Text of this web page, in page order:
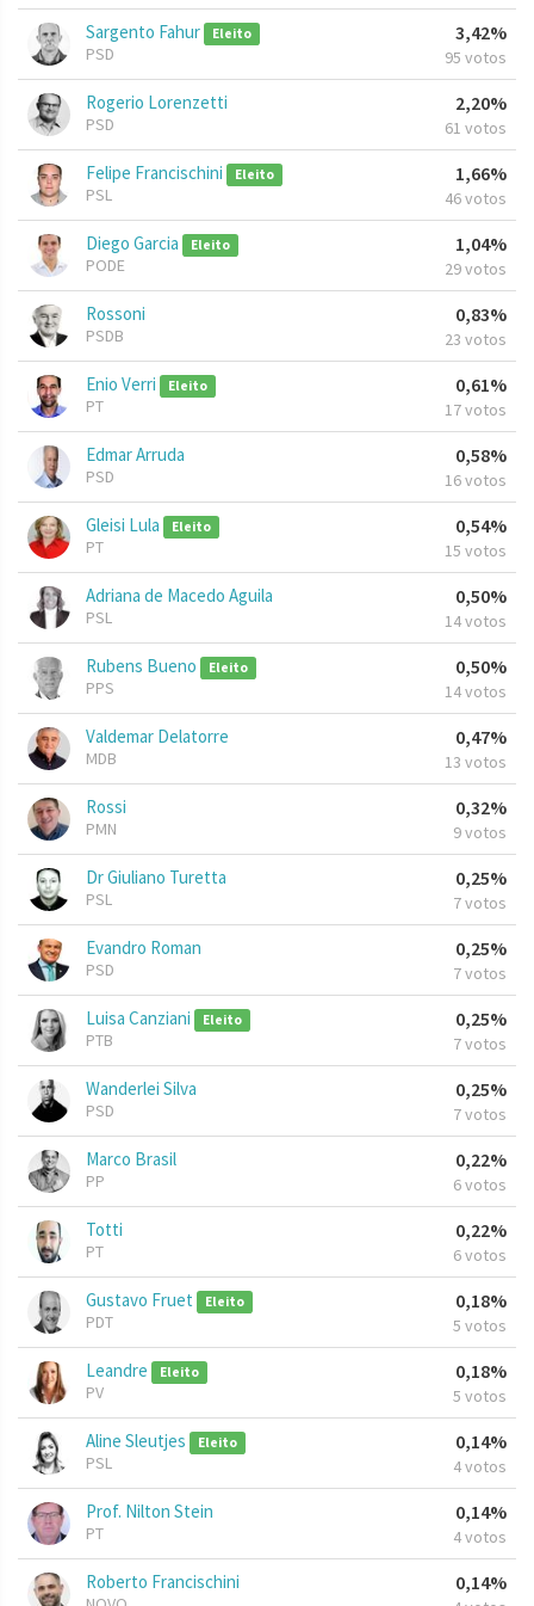
Sargento Fahur Eleito
PSD
3,42%
95 votos
Rogerio Lorenzetti
PSD
2,20%
61 votos
Felipe Francischini Eleito
PSL
1,66%
46 votos
Diego Garcia Eleito
PODE
1,04%
29 votos
Rossoni
PSDB
0,83%
23 votos
Enio Verri Eleito
PT
0,61%
17 votos
Edmar Arruda
PSD
0,58%
16 votos
Gleisi Lula Eleito
PT
0,54%
15 votos
Adriana de Macedo Aguila
PSL
0,50%
14 votos
Rubens Bueno Eleito
PPS
0,50%
14 votos
Valdemar Delatorre
MDB
0,47%
13 votos
Rossi
PMN
0,32%
9 votos
Dr Giuliano Turetta
PSL
0,25%
7 votos
Evandro Roman
PSD
0,25%
7 votos
Luisa Canziani Eleito
PTB
0,25%
7 votos
Wanderlei Silva
PSD
0,25%
7 votos
Marco Brasil
PP
0,22%
6 votos
Totti
PT
0,22%
6 votos
Gustavo Fruet Eleito
PDT
0,18%
5 votos
Leandre Eleito
PV
0,18%
5 votos
Aline Sleutjes Eleito
PSL
0,14%
4 votos
Prof. Nilton Stein
PT
0,14%
4 votos
Roberto Francischini 0,14%